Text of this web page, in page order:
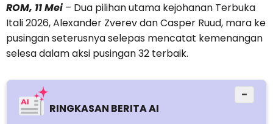
ROM, 11 Mei– Dua pilihan utama kejohanan Terbuka
Itali 2026, Alexander Zverev dan Casper Ruud, mara ke
pusingan seterusnya selepas mencatat kemenangan
selesa dalam aksi pusingan 32 terbaik.
RINGKASAN BERITA AI
−